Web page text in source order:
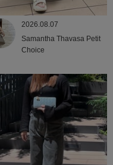
2026.08.07
Samantha Thavasa Petit
Choice